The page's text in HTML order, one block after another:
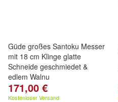
Güde großes Santoku Messer
mit 18 cm Klinge glatte
Schneide geschmiedet &
edlem Walnu
171,00 €
Kostenloser Versand